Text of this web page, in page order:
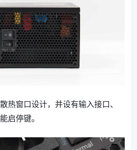
热窗口设计，并设有输入接口、
启停键。